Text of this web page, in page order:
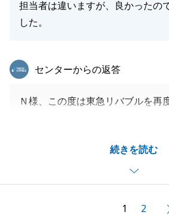
担当者は違いますが、良かったの
した。
続きを読む
東急リバブル
センターからの返答
Ｎ様、この度は東急リバブルを再
客様を迎え入れて下さった事、感
また、ご契約後、お引き渡しまで
解とご尽力下さりありがとうござ
1 2